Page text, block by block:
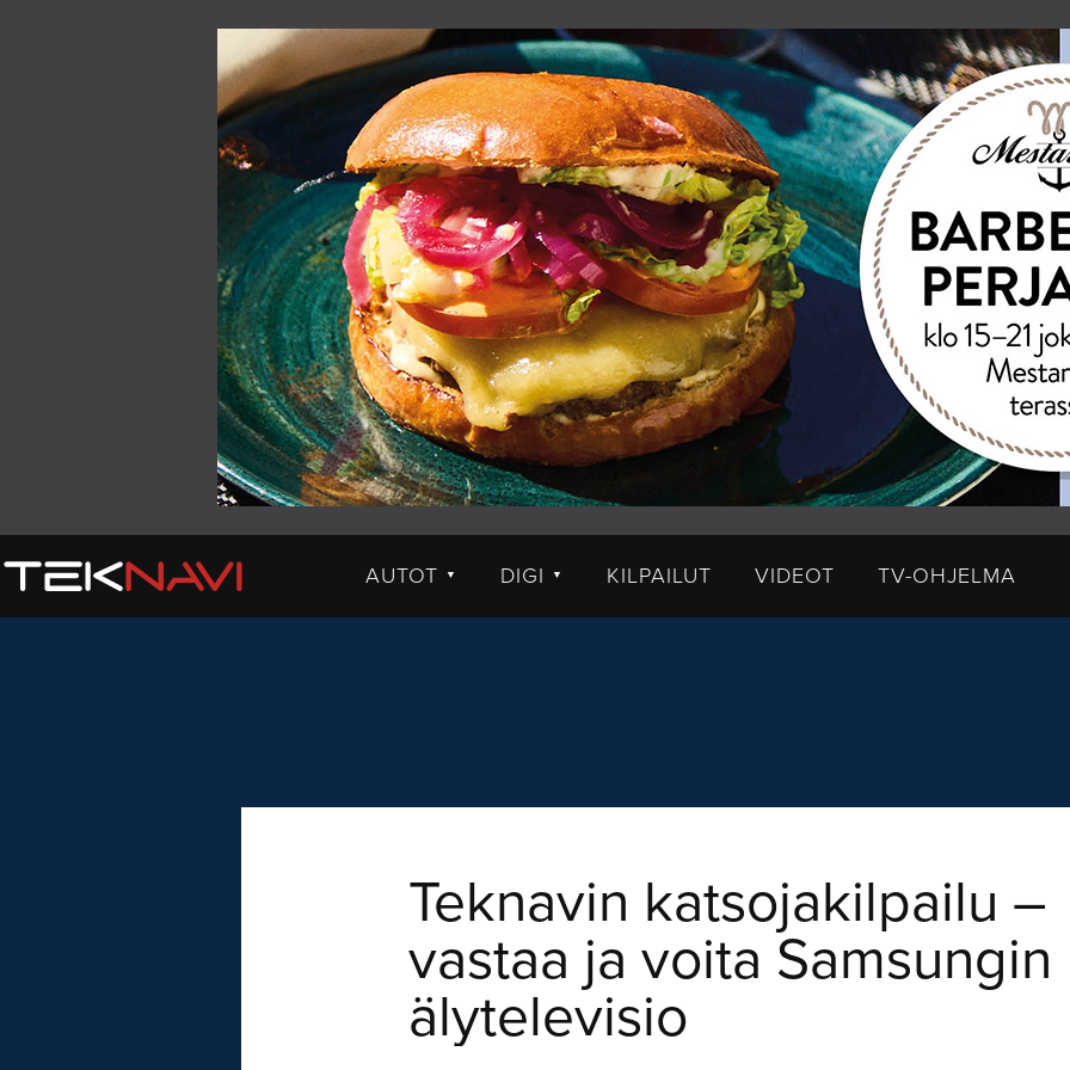
AUTOT ▼ DIGI ▼
VIDEOT
KILPAILUT VIDEOT TV-OHJELMA
Teknavin katsojakilpailu –
vastaa ja voita Samsungin
älytelevisio